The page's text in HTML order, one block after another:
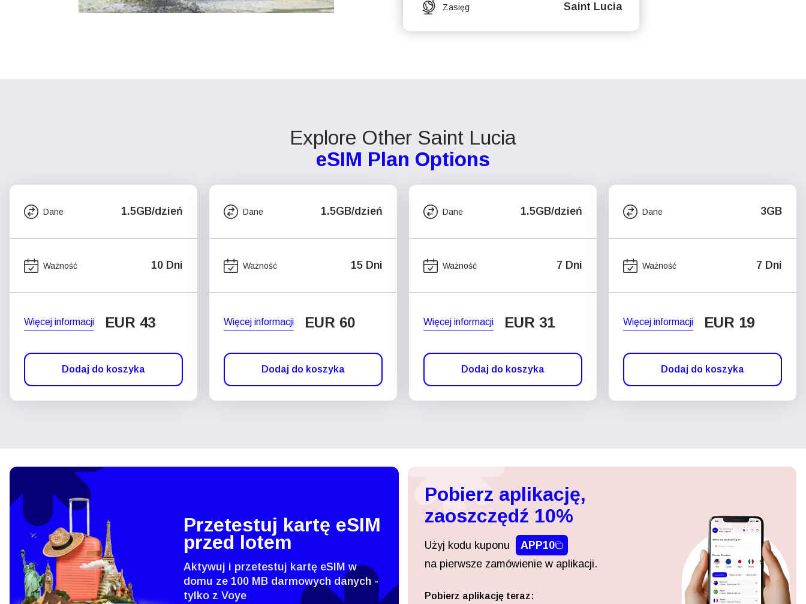
Zasięg Saint Lucia
Explore Other Saint Lucia
eSIM Plan Options
Dane 1.5GB/dzień
Ważność 10 Dni
Więcej informacji EUR 43
Dodaj do koszyka
Dane 1.5GB/dzień
Ważność 15 Dni
Więcej informacji EUR 60
Dodaj do koszyka
Dane 1.5GB/dzień
Ważność 7 Dni
Więcej informacji EUR 31
Dodaj do koszyka
Dane 3GB
Ważność 7 Dni
Więcej informacji EUR 19
Dodaj do koszyka
Przetestuj kartę eSIM
przed lotem
Aktywuj i przetestuj kartę eSIM w
domu ze 100 MB darmowych danych -
tylko z Voye
Pobierz aplikację,
zaoszczędź 10%
Użyj kodu kuponu
APP10
na pierwsze zamówienie w aplikacji.
Pobierz aplikację teraz:
Zaloguj się lub zarejestruj